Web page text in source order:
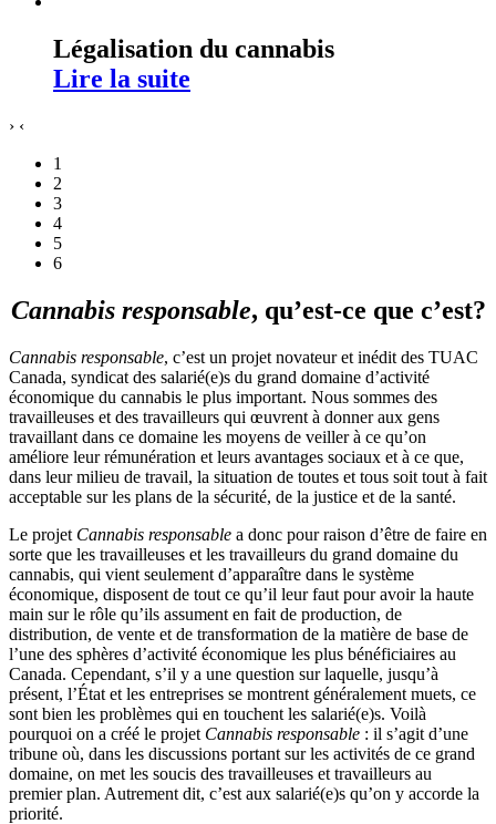
Légalisation du cannabis
Lire la suite
› ‹
1
2
3
4
5
6
Cannabis responsable, qu’est-ce que c’est?
Cannabis responsable, c’est un projet novateur et inédit des TUAC
Canada, syndicat des salarié(e)s du grand domaine d’activité
économique du cannabis le plus important. Nous sommes des
travailleuses et des travailleurs qui œuvrent à donner aux gens
travaillant dans ce domaine les moyens de veiller à ce qu’on
améliore leur rémunération et leurs avantages sociaux et à ce que,
dans leur milieu de travail, la situation de toutes et tous soit tout à fait
acceptable sur les plans de la sécurité, de la justice et de la santé.
Le projet Cannabis responsable a donc pour raison d’être de faire en
sorte que les travailleuses et les travailleurs du grand domaine du
cannabis, qui vient seulement d’apparaître dans le système
économique, disposent de tout ce qu’il leur faut pour avoir la haute
main sur le rôle qu’ils assument en fait de production, de
distribution, de vente et de transformation de la matière de base de
l’une des sphères d’activité économique les plus bénéficiaires au
Canada. Cependant, s’il y a une question sur laquelle, jusqu’à
présent, l’État et les entreprises se montrent généralement muets, ce
sont bien les problèmes qui en touchent les salarié(e)s. Voilà
pourquoi on a créé le projet Cannabis responsable : il s’agit d’une
tribune où, dans les discussions portant sur les activités de ce grand
domaine, on met les soucis des travailleuses et travailleurs au
premier plan. Autrement dit, c’est aux salarié(e)s qu’on y accorde la
priorité.